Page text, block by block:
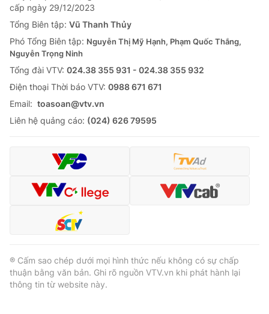
cấp ngày 29/12/2023
Tổng Biên tập: Vũ Thanh Thủy
Phó Tổng Biên tập: Nguyễn Thị Mỹ Hạnh, Phạm Quốc Thắng,
Nguyễn Trọng Ninh
Tổng đài VTV: 024.38 355 931 - 024.38 355 932
Ðiện thoại Thời báo VTV: 0988 671 671
Email: toasoan@vtv.vn
Liên hệ quảng cáo: (024) 626 79595
® Cấm sao chép dưới mọi hình thức nếu không có sự chấp
thuận bằng văn bản. Ghi rõ nguồn VTV.vn khi phát hành lại
thông tin từ website này.